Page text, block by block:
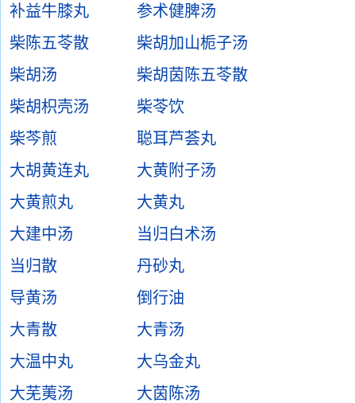
补益牛膝丸
参术健脾汤
柴陈五苓散
柴胡加山栀子汤
柴胡汤
柴胡茵陈五苓散
柴胡枳壳汤
柴苓饮
柴芩煎
聪耳芦荟丸
大胡黄连丸
大黄附子汤
大黄煎丸
大黄丸
大建中汤
当归白术汤
当归散
丹砂丸
导黄汤
倒行油
大青散
大青汤
大温中丸
大乌金丸
大芜荑汤
大茵陈汤